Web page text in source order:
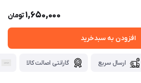
1,650,000تومان
افزودن به سبدخرید
ارسال سریع گارانتی اصالت کالا